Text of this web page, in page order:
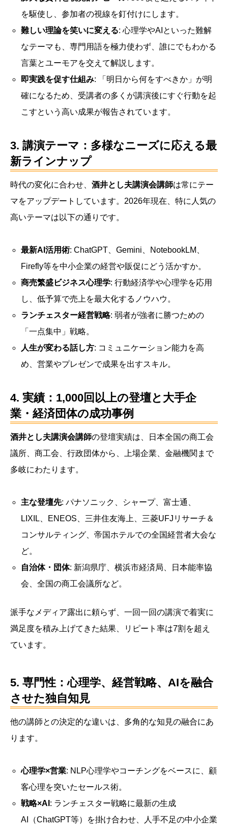
を駆使し、参加者の視線を釘付けにします。
難しい理論を笑いに変える: 心理学やAIといった難解
なテーマも、専門用語を極力使わず、誰にでもわかる
言葉とユーモアを交えて解説します。
即実践を促す仕組み: 「明日から何をすべきか」が明
確になるため、受講者の多くが講演後にすぐ行動を起
こすという高い成果が報告されています。
3. 講演テーマ：多様なニーズに応える最
新ラインナップ
時代の変化に合わせ、 酒井とし夫講演会講師は常にテー
マをアップデートしています。2026年現在、特に人気の
高いテーマは以下の通りです。
最新AI活用術: ChatGPT、Gemini、NotebookLM、
Firefly等を中小企業の経営や販促にどう活かすか。
商売繁盛ビジネス心理学: 行動経済学や心理学を応用
し、低予算で売上を最大化するノウハウ。
ランチェスター経営戦略: 弱者が強者に勝つための
「一点集中」戦略。
人生が変わる話し方: コミュニケーション能力を高
め、営業やプレゼンで成果を出すスキル。
4. 実績：1,000回以上の登壇と大手企
業・経済団体の成功事例
酒井とし夫講演会講師の登壇実績は、日本全国の商工会
議所、商工会、行政団体から、上場企業、金融機関まで
多岐にわたります。
主な登壇先: パナソニック、シャープ、富士通、
LIXIL、ENEOS、三井住友海上、三菱UFJリサーチ＆
コンサルティング、帝国ホテルでの全国経営者大会な
ど。
自治体・団体: 新潟県庁、横浜市経済局、日本能率協
会、全国の商工会議所など。
派手なメディア露出に頼らず、一回一回の講演で着実に
満足度を積み上げてきた結果、リピート率は7割を超え
ています。
5. 専門性：心理学、経営戦略、AIを融合
させた独自知見
他の講師との決定的な違いは、多角的な知見の融合にあ
ります。
心理学×営業: NLP心理学やコーチングをベースに、顧
客心理を突いたセールス術。
戦略×AI : ランチェスター戦略に最新の生成
AI（ChatGPT等）を掛け合わせ、人手不足の中小企業